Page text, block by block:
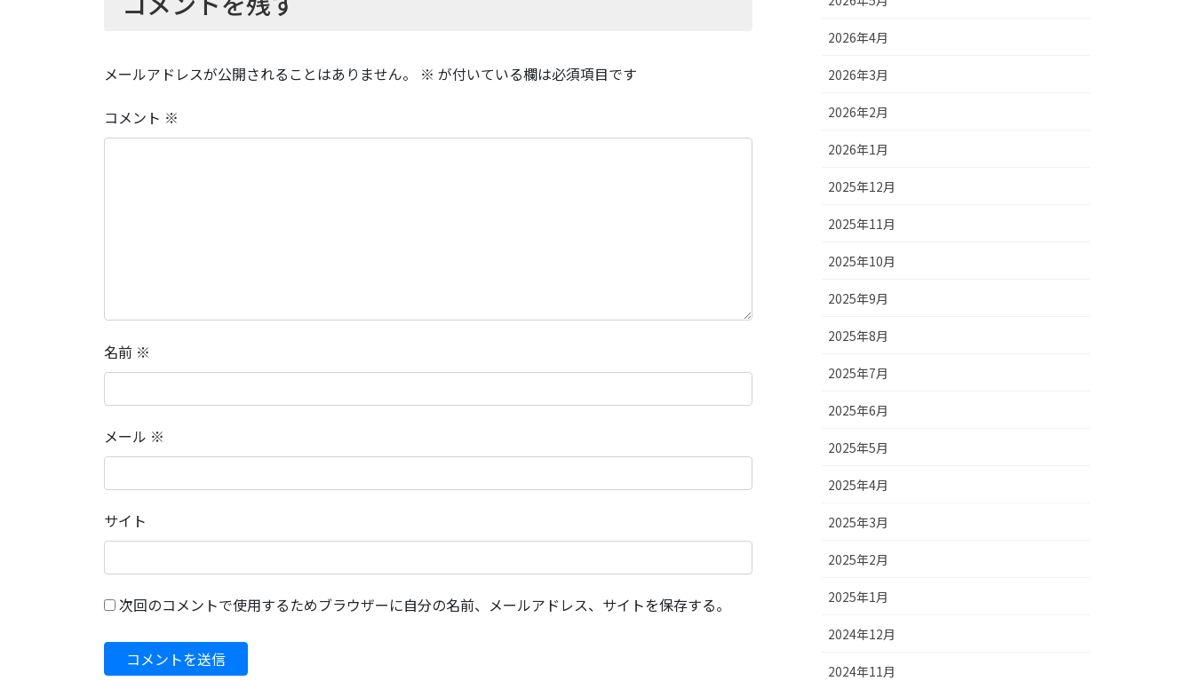
メールアドレスが公開されることはありません。 ※ が付いている欄は必須項目です
コメント ※
名前 ※
メール ※
サイト
次回のコメントで使用するためブラウザーに自分の名前、メールアドレス、サイトを保存する。
2026年4月
2026年3月
2026年2月
2026年1月
2025年12月
2025年11月
2025年10月
2025年9月
2025年8月
2025年7月
2025年6月
2025年5月
2025年4月
2025年3月
2025年2月
2025年1月
2024年12月
2024年11月